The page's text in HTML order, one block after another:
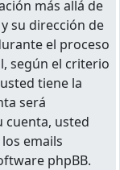
más allá de
su dirección de
el proceso
según el criterio
tiene la
será
cuenta, usted
emails
phpBB.